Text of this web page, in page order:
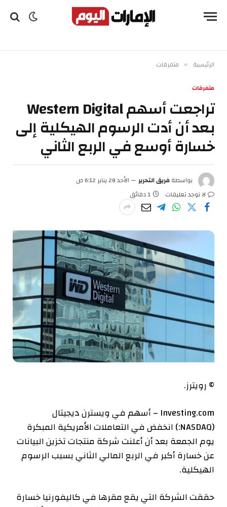
الرئيسية » متفرقات
متفرقات
تراجعت أسهم Western Digital
بعد أن أدت الرسوم الهيكلية إلى
خسارة أوسع في الربع الثاني
بواسطةفريق التحرير
الأحد 28 يناير 6:12 ص
لا توجد تعليقات
1 دقائق
© رويترز.
Investing.com – أسهم في
ويسترن ديجيتال
(NASDAQ:) انخفض في التعاملات الأمريكية المبكرة
يوم الجمعة بعد أن أعلنت شركة منتجات تخزين البيانات
عن خسارة أكبر في الربع المالي الثاني بسبب الرسوم
الهيكلية.
حققت الشركة التي يقع مقرها في كاليفورنيا خسارة